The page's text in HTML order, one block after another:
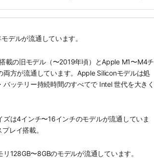
デルが流通しています。
載の旧モデル（〜2019年頃）とApple M1〜M4チ
両方が流通しています。Apple Siliconモデルは処
バッテリー持続時間のすべてで Intel 世代を大きく
ズは4インチ〜16インチのモデルが流通していま
レイ搭載。
128GB〜8GBのモデルが流通しています。